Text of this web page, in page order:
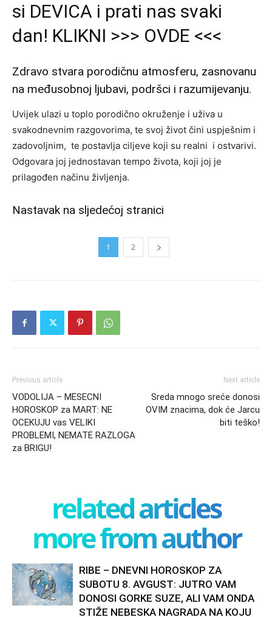
si DEVICA i prati nas svaki
dan! KLIKNI >>> OVDE <<<
Zdravo stvara porodičnu atmosferu, zasnovanu
na međusobnoj ljubavi, podršci i razumijevanju.
Uvijek ulazi u toplo porodično okruženje i uživa u
svakodnevnim razgovorima, te svoj život čini uspješnim i
zadovoljnim, te postavlja ciljeve koji su realni i ostvarivi.
Odgovara joj jednostavan tempo života, koji joj je
prilagođen načinu življenja.
Nastavak na sljedećoj stranici
1 2
Previous article
VODOLIJA – MESECNI
HOROSKOP za MART: NE
OCEKUJU vas VELIKI
PROBLEMI, NEMATE RAZLOGA
za BRIGU!
Next article
Sreda mnogo sreće donosi
OVIM znacima, dok će Jarcu
biti teško!
related articles
more from author
RIBE – DNEVNI HOROSKOP ZA
SUBOTU 8. AVGUST: JUTRO VAM
DONOSI GORKE SUZE, ALI VAM ONDA
STIŽE NEBESKA NAGRADA NA KOJU